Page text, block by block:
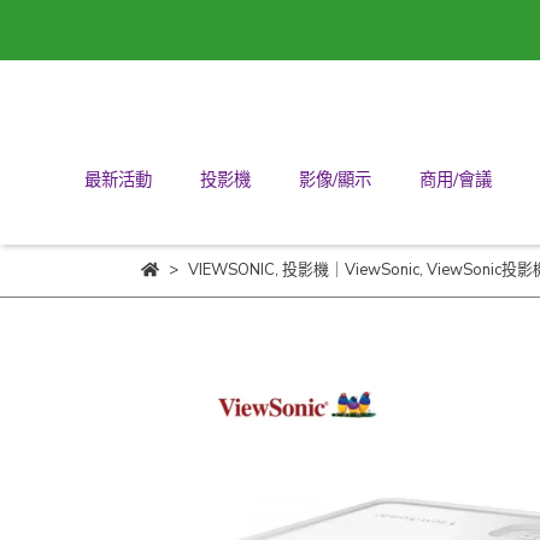
最新活動 投影機 影像/顯示 商用/會議
VIEWSONIC, 投影機｜ViewSonic, ViewSonic投影